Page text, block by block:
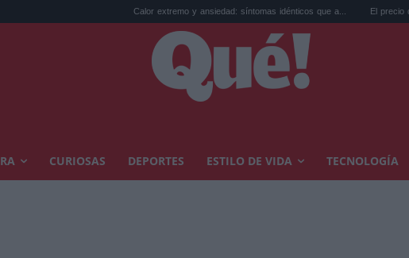
Calor extremo y ansiedad: síntomas idénticos que a... El precio de la vivienda
CURIOSAS DEPORTES ESTILO DE VIDA TECNOLOGÍA